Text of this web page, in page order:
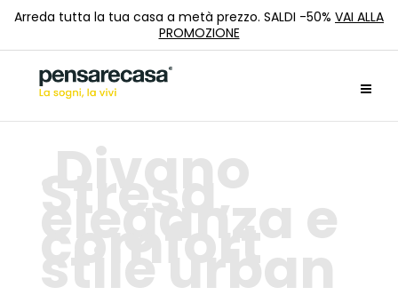
Arreda tutta la tua casa a metà prezzo. SALDI -50% VAI ALLA
PROMOZIONE
Divano
Stresa,
eleganza e
comfort
stile urban